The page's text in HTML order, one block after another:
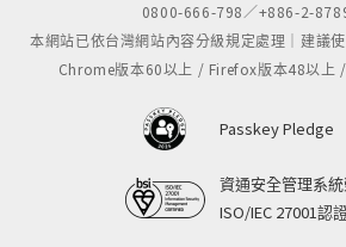
0800-666-798／+886-2-
本網站已依台灣網站內容分級規定處理｜建議
Chrome版本60以上 / Firefox版本48以上
Passkey Pledge
資通安全管理系
ISO/IEC 27001認